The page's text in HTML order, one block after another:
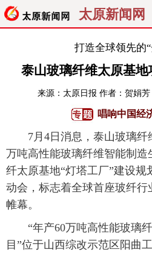
太原新闻网
聚焦
经济 关注
曝光
旅游 理财
看天下 晋月读
太原日报
打造全球领先的
泰山玻璃纤维太原基
来源： 太原日报 作者：贺娟芳
唱响中国经
7月4日消息，泰山玻璃纤
万吨高性能玻璃纤维智能制
纤太原基地“灯塔工厂”建设规
动会，标志着全球首座玻纤行
帷幕。
“年产60万吨高性能玻璃纤
目”位于山西综改示范区阳曲